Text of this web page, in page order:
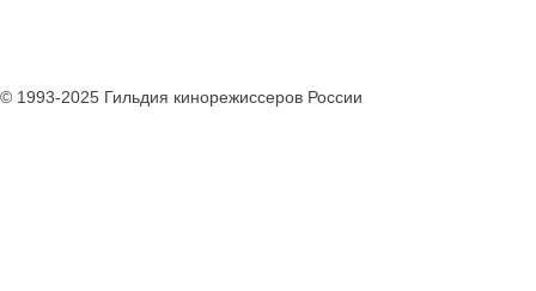
© 1993-2025 Гильдия кинорежиссеров России